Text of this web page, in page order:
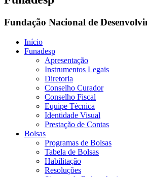
Fundação Nacional de
Início
Funadesp
Apresentação
Instrumentos Legais
Diretoria
Conselho Curador
Conselho Fiscal
Equipe Técnica
Identidade Visual
Prestação de Contas
Bolsas
Programas de Bolsas
Tabela de Bolsas
Habilitação
Resoluções